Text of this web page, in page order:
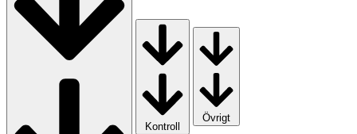
Kontroll
Övrigt